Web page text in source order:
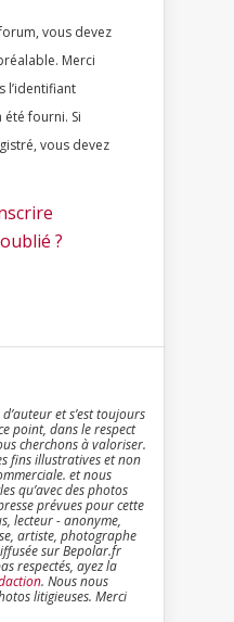
Merci
l’identifiant
vous devez
?
et s’est toujours
point, dans le respect
cherchons à valoriser.
fins illustratives et non
et nous
qu’avec des photos
prévues pour cette
lecteur - anonyme,
artiste, photographe
sur Bepolar.fr
respectés, ayez la
. Nous nous
litigieuses. Merci